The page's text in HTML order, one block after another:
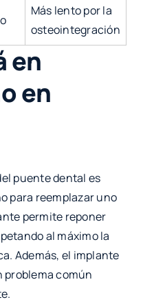
Más lento por la
osteointegración
en
en
puente dental es
para reemplazar uno
permite reponer
al máximo la
Además, el implante
problema común